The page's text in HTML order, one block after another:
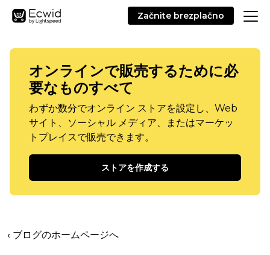
Začnite brezplačno
オンラインで販売するために必
要なものすべて
わずか数分でオンライン ストアを設定し、Web
サイト、ソーシャル メディア、またはマーケッ
トプレイスで販売できます。
ストアを作成する
‹ ブログのホームページへ